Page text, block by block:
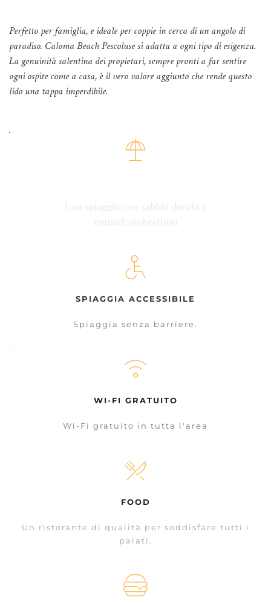
Perfetto per famiglia, e ideale per coppie in cerca di un angolo di
paradiso. Caloma Beach Pescoluse si adatta a ogni tipo di esigenza.
La genuinità salentina dei propietari, sempre pronti a far sentire
ogni ospite come a casa, è il vero valore aggiunto che rende questo
lido una tappa imperdibile.
Una spiaggia con sabbia dorata e
comodi ombrelloni
SPIAGGIA ACCESSIBILE
Spiaggia senza barriere.
WI-FI GRATUITO
Wi-Fi gratuito in tutta l'area
FOOD
palati.